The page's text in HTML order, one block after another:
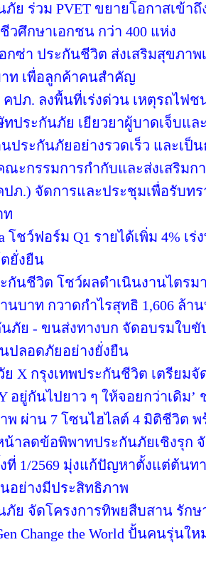
ย ร่วม PVET ขยายโอกาสเข้า
วศึกษาเอกชน กว่า 400 แห่ง
กซ่า ประกันชีวิต ส่งเสริมสุขภา
ท เพื่อลูกค้าคนสำคัญ
คปภ. ลงพื้นที่เร่งด่วน เหตุรถไฟ
ประกันภัย เยียวยาผู้บาดเจ็บแ
ประกันภัยอย่างรวดเร็ว และเป็
ณะกรรมการกำกับและส่งเสริมก
ภ.) จัดการและประชุมเพื่อรับท
ท
โชว์ฟอร์ม Q1 รายได้เพิ่ม 4% เ
ตยั่งยืน
กันชีวิต โชว์ผลดำเนินงานไตรม
นบาท กวาดกำไรสุทธิ 1,606 ล้า
ภัย - ขนส่งทางบก จัดอบรมใบ
ปลอดภัยอย่างยั่งยืน
X กรุงเทพประกันชีวิต เตรียมจั
อยู่กันไปยาว ๆ ให้จอยกว่าเดิ
ผ่าน 7 โซนไฮไลต์ 4 มิติชีวิต พร้
น้าลดข้อพิพาทประกันภัยเชิงรุก
ที่ 1/2569 มุ่งแก้ปัญหาตั้งแต่ต้นท
นอย่างมีประสิทธิภาพ
ภัย จัดโครงการทิพยสืบสาน รัก
Change the World ปั้นคนรุ่น